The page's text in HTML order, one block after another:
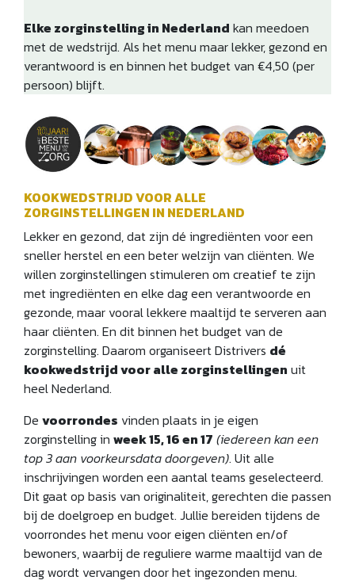
Elke zorginstelling in Nederland kan meedoen
met de wedstrijd. Als het menu maar lekker, gezond en
verantwoord is en binnen het budget van €4,50 (per
persoon) blijft.
KOOKWEDSTRIJD VOOR ALLE
ZORGINSTELLINGEN IN NEDERLAND
Lekker en gezond, dat zijn dé ingrediënten voor een
sneller herstel en een beter welzijn van cliënten. We
willen zorginstellingen stimuleren om creatief te zijn
met ingrediënten en elke dag een verantwoorde en
gezonde, maar vooral lekkere maaltijd te serveren aan
haar cliënten. En dit binnen het budget van de
zorginstelling. Daarom organiseert Distrivers dé
kookwedstrijd voor alle zorginstellingen uit
heel Nederland.
De voorrondes vinden plaats in je eigen
zorginstelling in week 15, 16 en 17 (iedereen kan een
top 3 aan voorkeursdata doorgeven). Uit alle
inschrijvingen worden een aantal teams geselecteerd.
Dit gaat op basis van originaliteit, gerechten die passen
bij de doelgroep en budget. Jullie bereiden tijdens de
voorrondes het menu voor eigen cliënten en/of
bewoners, waarbij de reguliere warme maaltijd van de
dag wordt vervangen door het ingezonden menu.